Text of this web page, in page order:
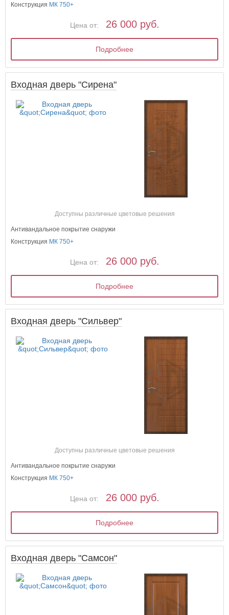
Конструкция МК 750+
Цена от: 26 000 руб.
Подробнее
Входная дверь "Сирена"
Доступны различные цветовые решения
Антивандальное покрытие снаружи
Конструкция МК 750+
Цена от: 26 000 руб.
Подробнее
Входная дверь "Сильвер"
Доступны различные цветовые решения
Антивандальное покрытие снаружи
Конструкция МК 750+
Цена от: 26 000 руб.
Подробнее
Входная дверь "Самсон"